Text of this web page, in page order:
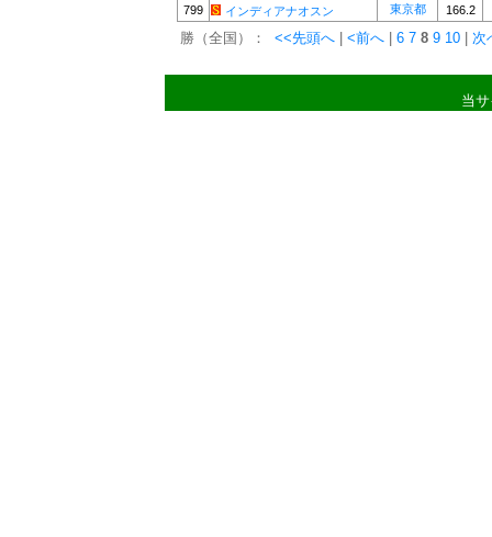
799 インディアナオスン 東京都 166.2
勝（全国）： <<先頭へ <前へ 6 7 8 9 10 次
当